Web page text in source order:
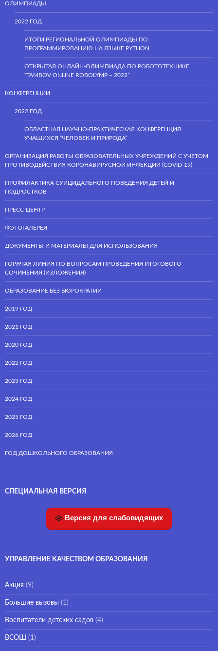
ОЛИМПИАДЫ
2022 ГОД
ИТОГИ РЕГИОНАЛЬНОЙ ОЛИМПИАДЫ ПО
ПРОГРАММИРОВАНИЮ НА ЯЗЫКЕ PYTHON
ОТКРЫТАЯ ОНЛАЙН-ОЛИМПИАДА ПО РОБОТОТЕХНИКЕ
“TAMBOV ONLINE ROBOLYMP – 2022”
КОНФЕРЕНЦИИ
2022 ГОД
ОБЛАСТНАЯ НАУЧНО-ПРАКТИЧЕСКАЯ КОНФЕРЕНЦИЯ
УЧАЩИХСЯ “ЧЕЛОВЕК И ПРИРОДА”
ОРГАНИЗАЦИЯ РАБОТЫ ОБРАЗОВАТЕЛЬНЫХ УЧРЕЖДЕНИЙ С УЧЕТОМ
ПРОТИВОДЕЙСТВИЯ КОРОНАВИРУСНОЙ ИНФЕКЦИИ (COVID-19)
ПРОФИЛАКТИКА СУИЦИДАЛЬНОГО ПОВЕДЕНИЯ ДЕТЕЙ И
ПОДРОСТКОВ
ПРЕСС-ЦЕНТР
ФОТОГАЛЕРЕЯ
ДОКУМЕНТЫ И МАТЕРИАЛЫ ДЛЯ ИСПОЛЬЗОВАНИЯ
ГОРЯЧАЯ ЛИНИЯ ПО ВОПРОСАМ ПРОВЕДЕНИЯ ИТОГОВОГО
СОЧИНЕНИЯ (ИЗЛОЖЕНИЯ)
ОБРАЗОВАНИЕ БЕЗ БЮРОКРАТИИ
2019 ГОД
2021 ГОД
2020 ГОД
2022 ГОД
2023 ГОД
2024 ГОД
2025 ГОД
2026 ГОД
ГОД ДОШКОЛЬНОГО ОБРАЗОВАНИЯ
СПЕЦИАЛЬНАЯ ВЕРСИЯ
Версия для слабовидящих
УПРАВЛЕНИЕ КАЧЕСТВОМ ОБРАЗОВАНИЯ
Акция (9)
Большие вызовы (1)
Воспитатели детских садов (4)
ВСОШ (1)